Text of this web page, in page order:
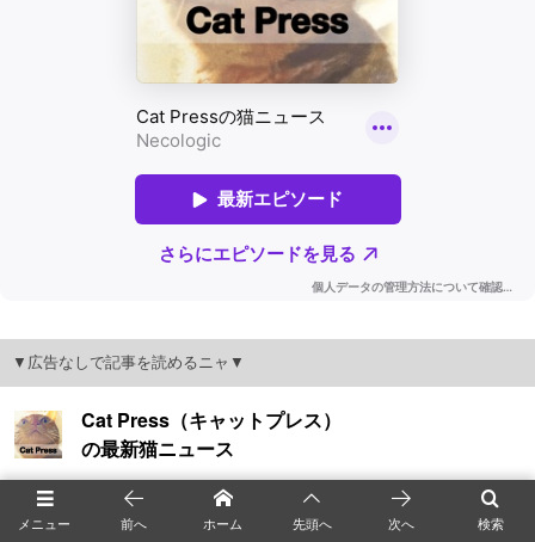
▼広告なしで記事を読めるニャ▼
メニュー 検索
前へ ホーム 先頭へ 次へ